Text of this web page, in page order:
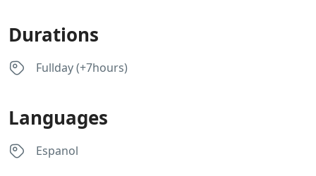
Durations
Fullday (+7hours)
Languages
Espanol